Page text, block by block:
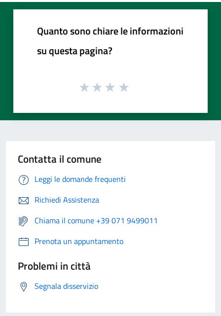
Quanto sono chiare le informazioni
su questa pagina?
Contatta il comune
Leggi le domande frequenti
Richiedi Assistenza
Chiama il comune +39 071 9499011
Prenota un appuntamento
Problemi in città
Segnala disservizio